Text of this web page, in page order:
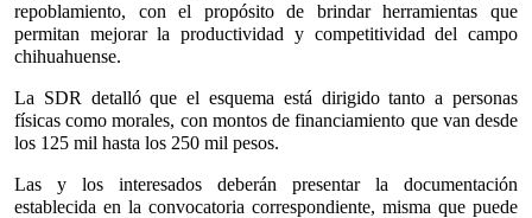
repoblamiento, con el propósito de brindar herramientas que
permitan mejorar la productividad y competitividad del campo
chihuahuense.
La SDR detalló que el esquema está dirigido tanto a personas
físicas como morales, con montos de financiamiento que van desde
los 125 mil hasta los 250 mil pesos.
Las y los interesados deberán presentar la documentación
establecida en la convocatoria correspondiente, misma que puede